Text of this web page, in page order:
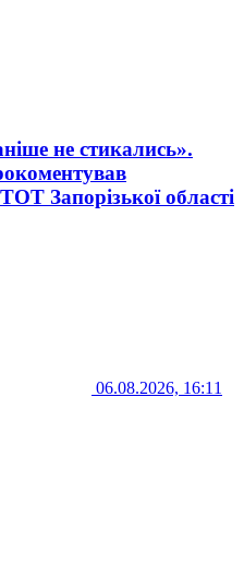
не стикались».
Запорізької області
06.08.2026, 16:11